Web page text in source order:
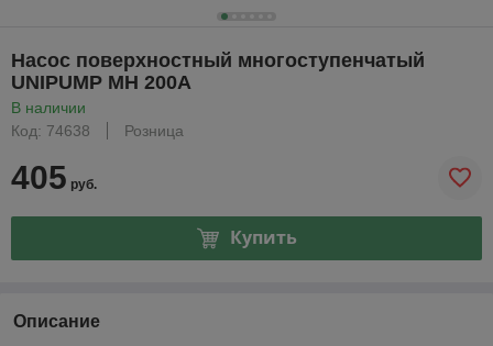
Насос поверхностный многоступенчатый
UNIPUMP MH 200A
В наличии
Код: 74638
Розница
405 руб.
Купить
Описание